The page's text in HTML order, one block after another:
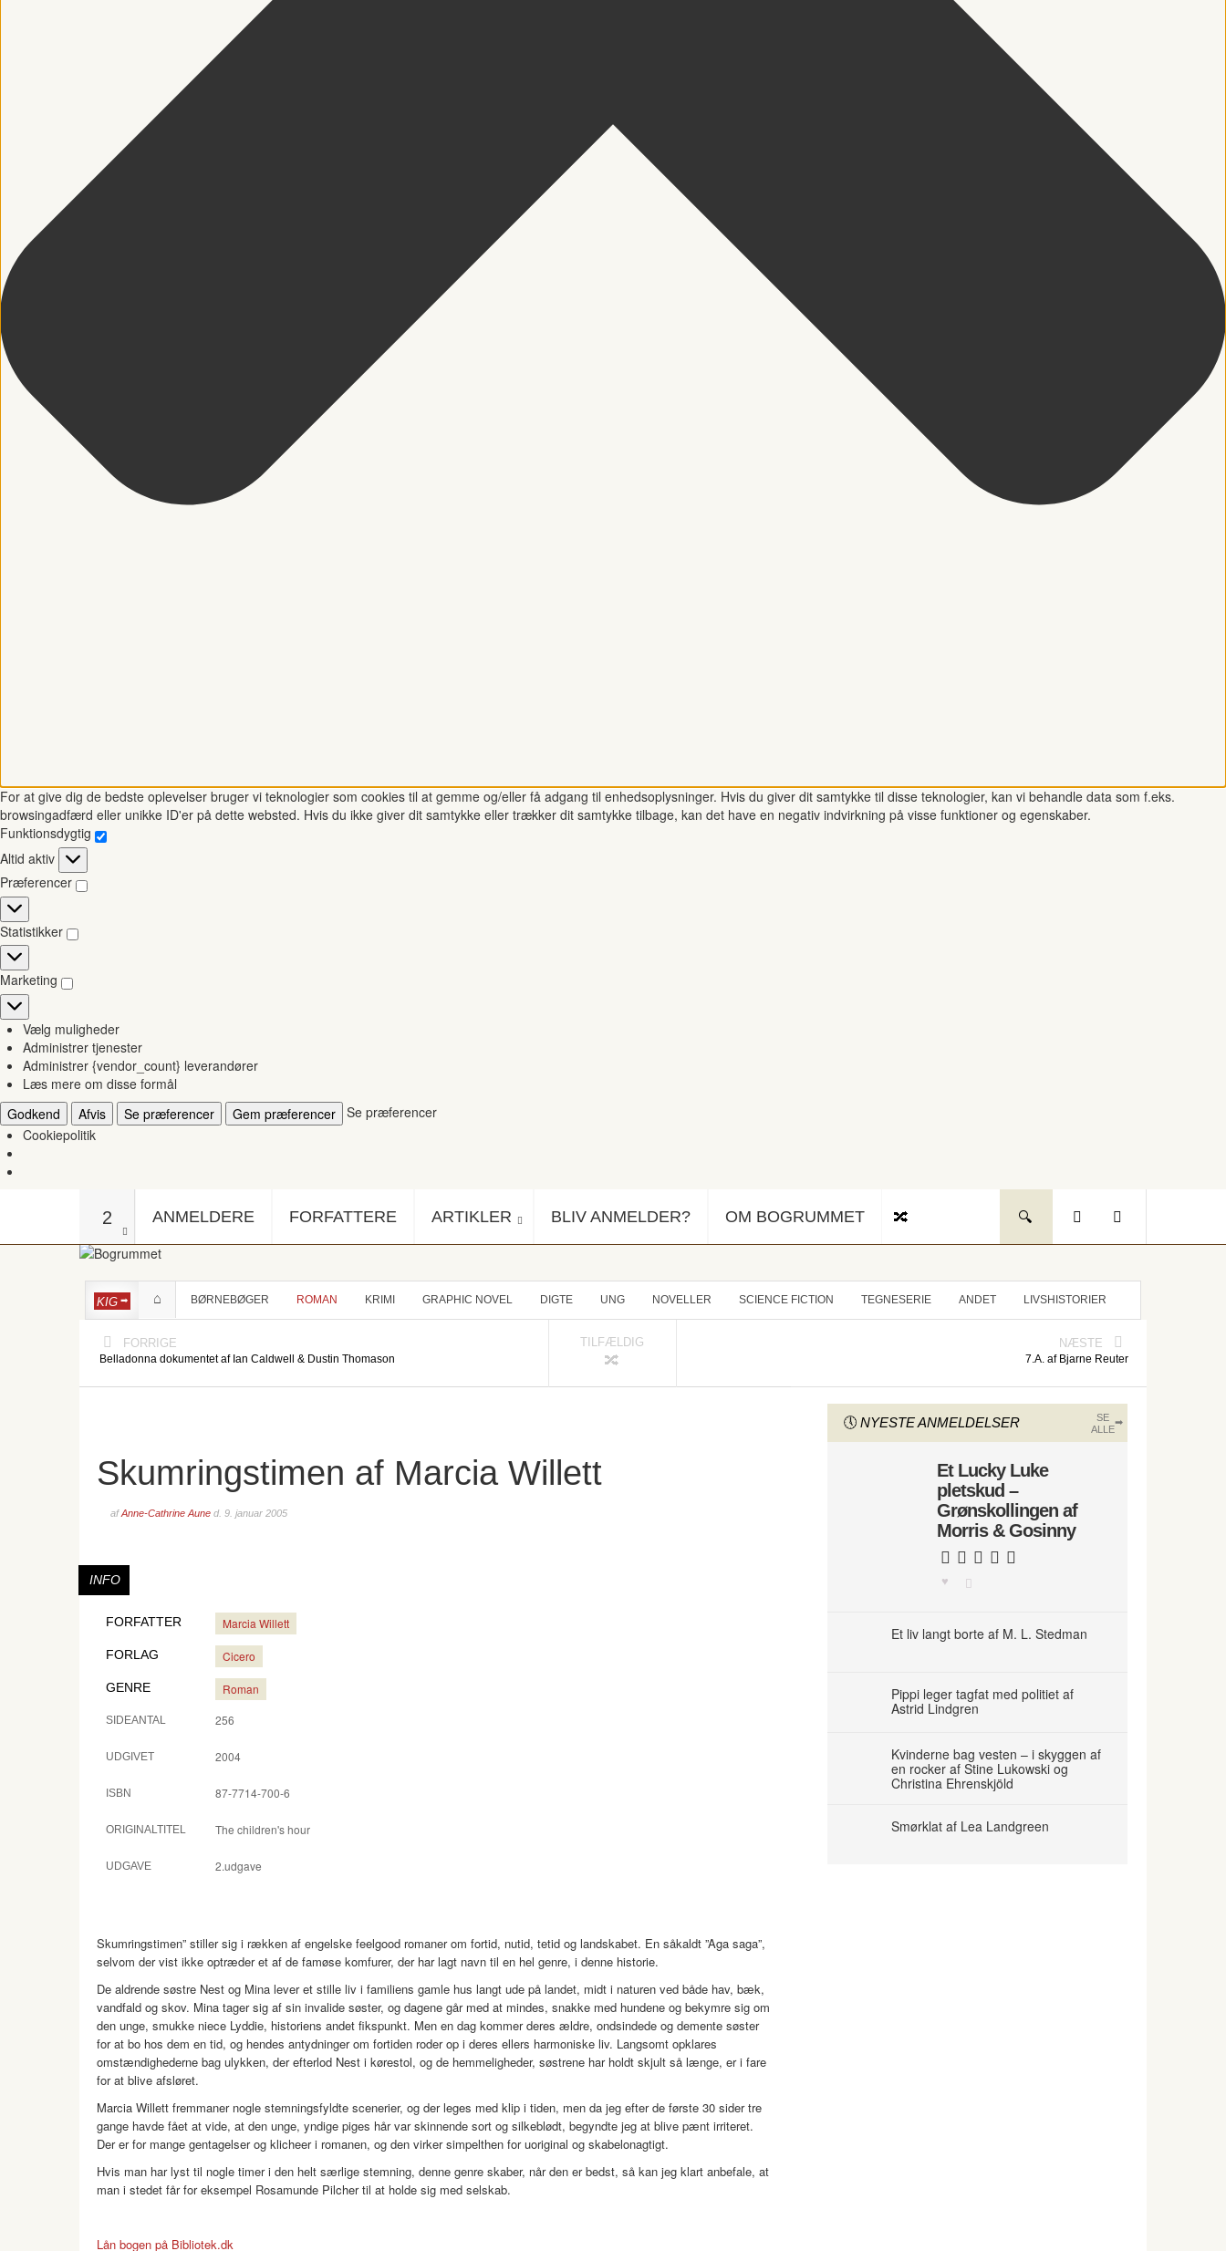
For at give dig de bedste oplevelser bruger vi teknologier som cookies til at gemme og/eller få adgang til enhedsoplysninger. Hvis du giver dit samtykke til disse teknologier, kan vi behandle data som f.eks.
browsingadfærd eller unikke ID'er på dette websted. Hvis du ikke giver dit samtykke eller trækker dit samtykke tilbage, kan det have en negativ indvirkning på visse funktioner og egenskaber.
Funktionsdygtig
Funktionsdygtig
Altid aktiv
Præferencer
Præferencer
Statistikker
Statistikker
Marketing
Marketing
Vælg muligheder
Administrer tjenester
Administrer {vendor_count} leverandører
Læs mere om disse formål
Godkend
Afvis Se præferencer Gem præferencer Se præferencer
Cookiepolitik
2 ANMELDERE FORFATTERE ARTIKLER BLIV ANMELDER? OM BOGRUMMET
KIG BØRNEBØGER ROMAN KRIMI GRAPHIC NOVEL DIGTE UNG NOVELLER SCIENCE FICTION TEGNESERIE ANDET LIVSHISTORIER
FORRIGE
Belladonna dokumentet af Ian Caldwell & Dustin Thomason
TILFÆLDIG NÆSTE
7.A. af Bjarne Reuter
Skumringstimen af Marcia Willett
afAnne-Cathrine Aune d. 9. januar 2005
INFO
FORFATTER Marcia Willett
FORLAG Cicero
GENRE Roman
SIDEANTAL 256
UDGIVET 2004
ISBN 87-7714-700-6
ORIGINALTITEL The children's hour
UDGAVE 2.udgave
Skumringstimen” stiller sig i rækken af engelske feelgood romaner om fortid, nutid, tetid og landskabet. En såkaldt ”Aga saga”,
selvom der vist ikke optræder et af de famøse komfurer, der har lagt navn til en hel genre, i denne historie.
De aldrende søstre Nest og Mina lever et stille liv i familiens gamle hus langt ude på landet, midt i naturen ved både hav, bæk,
vandfald og skov. Mina tager sig af sin invalide søster, og dagene går med at mindes, snakke med hundene og bekymre sig om
den unge, smukke niece Lyddie, historiens andet fikspunkt. Men en dag kommer deres ældre, ondsindede og demente søster
for at bo hos dem en tid, og hendes antydninger om fortiden roder op i deres ellers harmoniske liv. Langsomt opklares
omstændighederne bag ulykken, der efterlod Nest i kørestol, og de hemmeligheder, søstrene har holdt skjult så længe, er i fare
for at blive afsløret.
Marcia Willett fremmaner nogle stemningsfyldte scenerier, og der leges med klip i tiden, men da jeg efter de første 30 sider tre
gange havde fået at vide, at den unge, yndige piges hår var skinnende sort og silkeblødt, begyndte jeg at blive pænt irriteret.
Der er for mange gentagelser og klicheer i romanen, og den virker simpelthen for uoriginal og skabelonagtigt.
Hvis man har lyst til nogle timer i den helt særlige stemning, denne genre skaber, når den er bedst, så kan jeg klart anbefale, at
man i stedet får for eksempel Rosamunde Pilcher til at holde sig med selskab.
Lån bogen på Bibliotek.dk
NYESTE ANMELDELSER
SE
ALLE
Et Lucky Luke
pletskud –
Grønskollingen af
Morris & Gosinny
Et liv langt borte af M. L. Stedman
Pippi leger tagfat med politiet af
Astrid Lindgren
Kvinderne bag vesten – i skyggen af
en rocker af Stine Lukowski og
Christina Ehrenskjöld
Smørklat af Lea Landgreen